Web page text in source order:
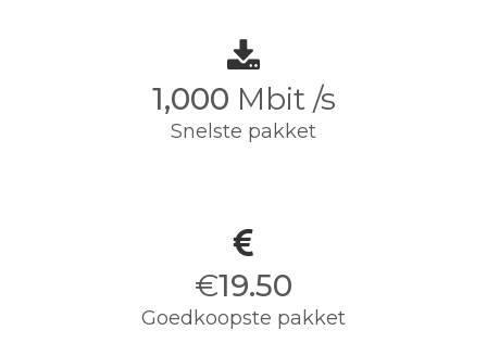
1,000 Mbit /s
Snelste pakket
€19.50
Goedkoopste pakket